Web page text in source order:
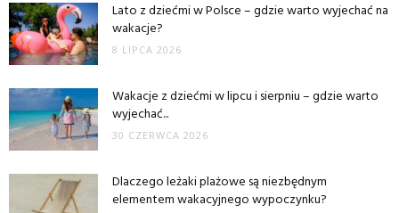
Lato z dziećmi w Polsce – gdzie warto wyjechać na
wakacje?
8 LIPCA 2026
Wakacje z dziećmi w lipcu i sierpniu – gdzie warto
wyjechać...
30 CZERWCA 2026
Dlaczego leżaki plażowe są niezbędnym
elementem wakacyjnego wypoczynku?